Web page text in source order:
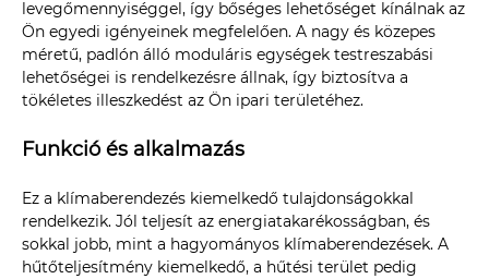
levegőmennyiséggel, így bőséges lehetőséget kínálnak az
Ön egyedi igényeinek megfelelően. A nagy és közepes
méretű, padlón álló moduláris egységek testreszabási
lehetőségei is rendelkezésre állnak, így biztosítva a
tökéletes illeszkedést az Ön ipari területéhez.
Funkció és alkalmazás
Ez a klímaberendezés kiemelkedő tulajdonságokkal
rendelkezik. Jól teljesít az energiatakarékosságban, és
sokkal jobb, mint a hagyományos klímaberendezések. A
hűtőteljesítmény kiemelkedő, a hűtési terület pedig